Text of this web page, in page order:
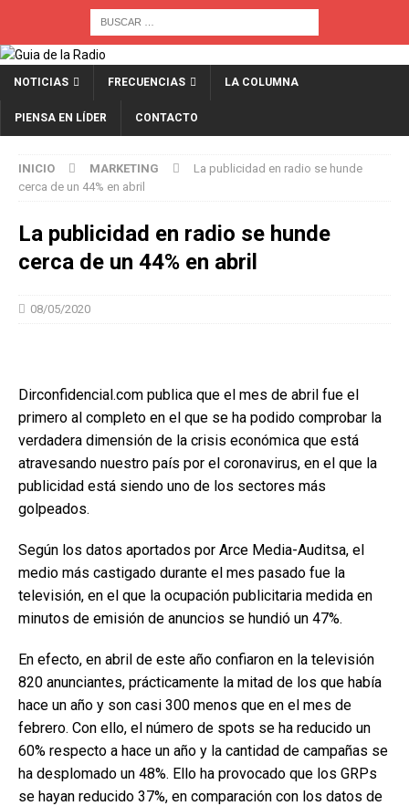
NOTICIAS FRECUENCIAS LA COLUMNA
PIENSA EN LÍDER CONTACTO
INICIO MARKETING
La publicidad en radio se hunde
cerca de un 44% en abril
La publicidad en radio se hunde
cerca de un 44% en abril
08/05/2020
Dirconfidencial.com publica que el mes de abril fue el
primero al completo en el que se ha podido comprobar la
verdadera dimensión de la crisis económica que está
atravesando nuestro país por el coronavirus, en el que la
publicidad está siendo uno de los sectores más
golpeados.
Según los datos aportados por Arce Media-Auditsa, el
medio más castigado durante el mes pasado fue la
televisión, en el que la ocupación publicitaria medida en
minutos de emisión de anuncios se hundió un 47%.
En efecto, en abril de este año confiaron en la televisión
820 anunciantes, prácticamente la mitad de los que había
hace un año y son casi 300 menos que en el mes de
febrero. Con ello, el número de spots se ha reducido un
60% respecto a hace un año y la cantidad de campañas se
ha desplomado un 48%. Ello ha provocado que los GRPs
se hayan reducido 37%, en comparación con los datos de